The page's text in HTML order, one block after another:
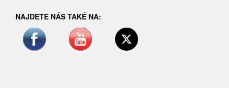
NAJDETE NÁS TAKÉ NA: